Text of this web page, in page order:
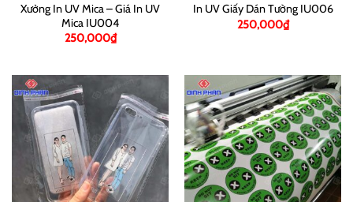
Xưởng In UV Mica – Giá In UV
Mica IU004
250,000₫
In UV Giấy Dán Tường IU006
250,000₫